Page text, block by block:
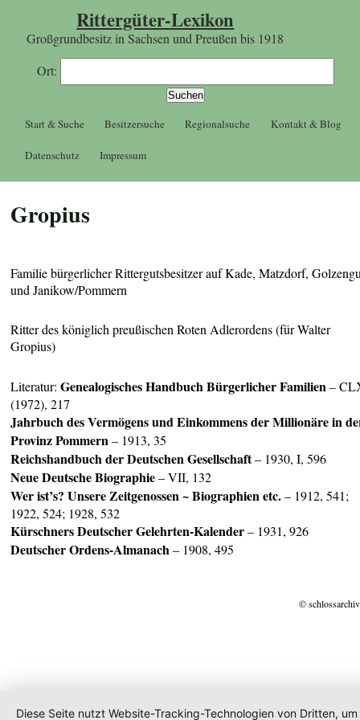
Rittergüter-Lexikon
Großgrundbesitz in Sachsen und Preußen bis 1918
Ort:
Start & Suche Besitzersuche Regionalsuche Kontakt & Blog
Datenschutz Impressum
Gropius
Familie bürgerlicher Rittergutsbesitzer auf Kade, Matzdorf,
und Janikow/Pommern
Ritter des königlich preußischen Roten Adlerordens (für Walter
Gropius)
Literatur:Genealogisches Handbuch Bürgerlicher Familien –
(1972), 217
Jahrbuch des Vermögens und Einkommens der Millionäre in
ProvinzPommern – 1913, 35
Reichshandbuch der Deutschen Gesellschaft– 1930, I, 596
Neue Deutsche Biographie– VII, 132
Wer ist’s? Unsere Zeitgenossen ~ Biographien etc.– 1912, 541;
1922, 524; 1928, 532
Kürschners Deutscher Gelehrten-Kalender– 1931, 926
Deutscher Ordens-Almanach – 1908, 495
©
Diese Seite nutzt Website-Tracking-Technologien von Dritten, um